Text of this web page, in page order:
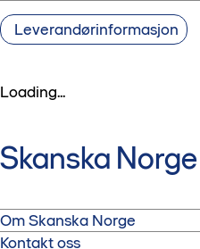
Leverandørinformasjon
Loading...
Skanska Norge
Om Skanska Norge
Kontakt oss